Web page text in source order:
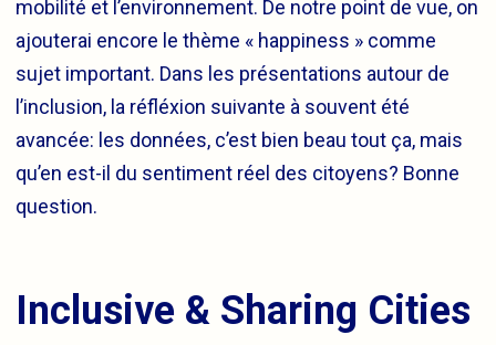
mobilité et l’environnement. De notre point de vue, on
ajouterai encore le thème « happiness » comme
sujet important. Dans les présentations autour de
l’inclusion, la réfléxion suivante à souvent été
avancée: les données, c’est bien beau tout ça, mais
qu’en est-il du sentiment réel des citoyens? Bonne
question.
Inclusive & Sharing Cities